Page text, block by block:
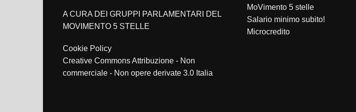
A CURA DEI GRUPPI PARLAMENTARI DEL
MOVIMENTO 5 STELLE
Cookie Policy
Creative Commons Attribuzione - Non
commerciale - Non opere derivate 3.0 Italia
MoVimento 5 stelle
Salario minimo subito!
Microcredito